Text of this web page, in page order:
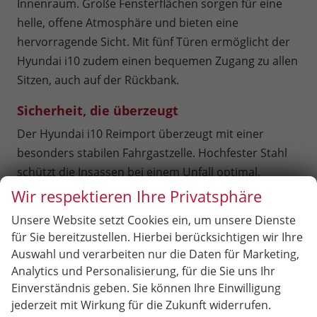
Innenraum. Große Fensterflächen sorgen für eine
helle, offene Atmosphäre und bieten eine
hervorragende Sicht. Mit fünf Türen ermöglicht der
Hyundai i10 zudem einen bequemen Zugang zu allen
Sitzen, auch auf der Rückbank.
Sicherheit, die überzeugt
Der Hyundai i10 Reimport überzeugt mit einer
besonders stabilen Fahrgastzelle. Hochfester Stahl
schützt die Insassen bei einem Unfall optimal.
Zusätzlich sorgt die serienmäßige Ausstattung mit
Airbags, ESP und ABS für ein hohes Maß an
Sicherheit.
Moderne Technik und clevere Innovationen
Der Hyundai i10 Reimport glänzt mit fortschrittlicher
Technik und Innovationen, die ihn zu einem echten
Wir respektieren Ihre Privatsphäre
Unsere Website setzt Cookies ein, um unsere Dienste
für Sie bereitzustellen. Hierbei berücksichtigen wir Ihre
Auswahl und verarbeiten nur die Daten für Marketing,
Analytics und Personalisierung, für die Sie uns Ihr
Einverständnis geben. Sie können Ihre Einwilligung
jederzeit mit Wirkung für die Zukunft widerrufen.